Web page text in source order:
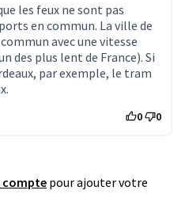
les feux ne sont pas
en commun. La ville de
avec une vitesse
des plus lent de France). Si
par exemple, le tram
0 0
compte pour ajouter votre